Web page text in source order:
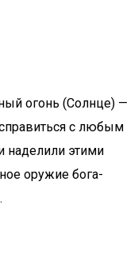
огонь (Солнце) —
с любым
наделили этими
оружие бога-